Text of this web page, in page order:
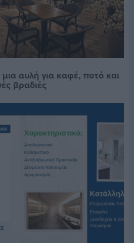
αυλή για καφέ, ποτό και
βραδιές